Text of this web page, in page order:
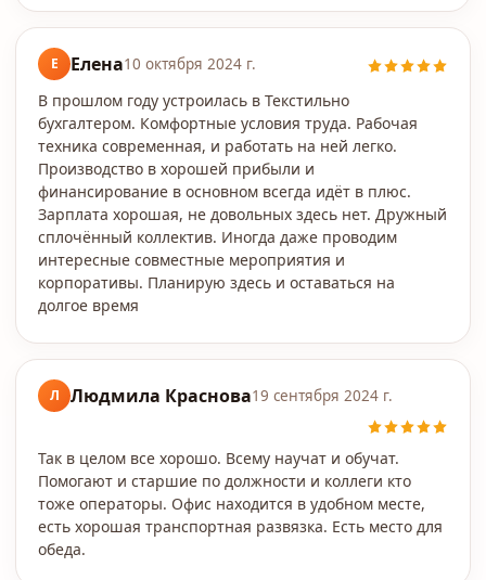
Е Елена10 октября 2024 г.
В прошлом году устроилась в Текстильно
бухгалтером. Комфортные условия труда. Рабочая
техника современная, и работать на ней легко.
Производство в хорошей прибыли и
финансирование в основном всегда идёт в плюс.
Зарплата хорошая, не довольных здесь нет. Дружный
сплочённый коллектив. Иногда даже проводим
интересные совместные мероприятия и
корпоративы. Планирую здесь и оставаться на
долгое время
Л Людмила Краснова19 сентября 2024 г.
Так в целом все хорошо. Всему научат и обучат.
Помогают и старшие по должности и коллеги кто
тоже операторы. Офис находится в удобном месте,
есть хорошая транспортная развязка. Есть место для
обеда.